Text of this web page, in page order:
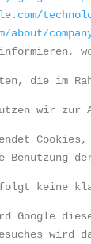
about/
die im
wir zur
Benutzung
keine
Google